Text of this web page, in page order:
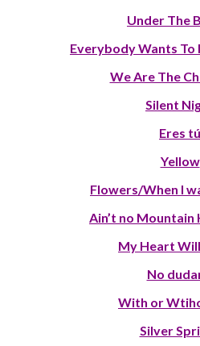
Under The
Everybody Wants To
We Are The
Silent
Eres tú
Yellow
Flowers/When I
Ain’t no Mountain
My Heart
No
With or
Silver